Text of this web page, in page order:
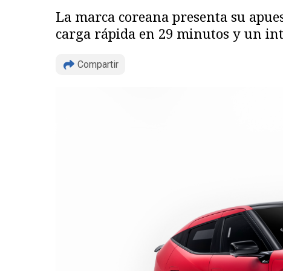
La marca coreana presenta su
carga rápida en 29 minutos y un
Compartir